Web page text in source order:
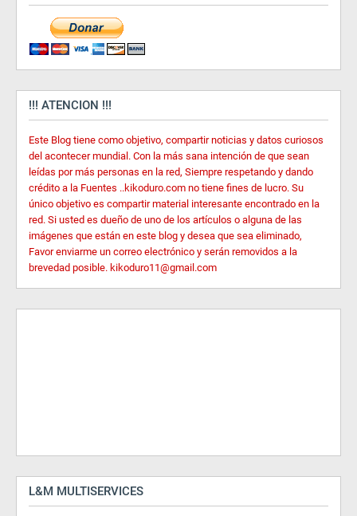
!!! ATENCION !!!
Este Blog tiene como objetivo, compartir noticias y datos curiosos
del acontecer mundial. Con la más sana intención de que sean
leídas por más personas en la red, Siempre respetando y dando
crédito a la Fuentes ..kikoduro.com no tiene fines de lucro. Su
único objetivo es compartir material interesante encontrado en la
red. Si usted es dueño de uno de los artículos o alguna de las
imágenes que están en este blog y desea que sea eliminado,
Favor enviarme un correo electrónico y serán removidos a la
brevedad posible. kikoduro11@gmail.com
L&M MULTISERVICES